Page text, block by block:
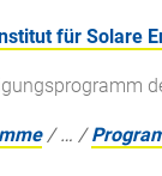
für Solare
/… /